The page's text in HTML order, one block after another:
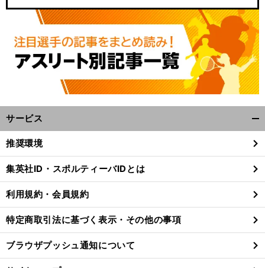
サービス
閉
る
推奨環境
集英社ID・スポルティーバIDとは
利用規約・会員規約
特定商取引法に基づく表示・その他の事項
ブラウザプッシュ通知について